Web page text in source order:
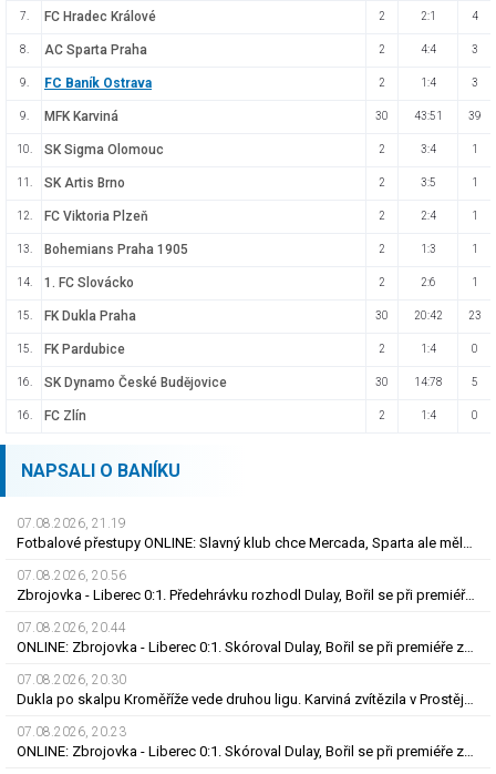
7. FC Hradec Králové 2 2:1 4
8. AC Sparta Praha 2 4:4 3
9. FC Baník Ostrava 2 1:4 3
9. MFK Karviná 30 43:51 39
10. SK Sigma Olomouc 2 3:4 1
11. SK Artis Brno 2 3:5 1
12. FC Viktoria Plzeň 2 2:4 1
13. Bohemians Praha 1905 2 1:3 1
14. 1. FC Slovácko 2 2:6 1
15. FK Dukla Praha 30 20:42 23
15. FK Pardubice 2 1:4 0
16. SK Dynamo České Budějovice 30 14:78 5
16. FC Zlín 2 1:4 0
NAPSALI O BANÍKU
07.08.2026, 21.19
07.08.2026, 20.56
Zbrojovka - Liberec 0:1. Předehrávku rozhodl Dulay, Bořil se při premiéře za Slovan zranil
07.08.2026, 20.44
07.08.2026, 20.30
07.08.2026, 20.23